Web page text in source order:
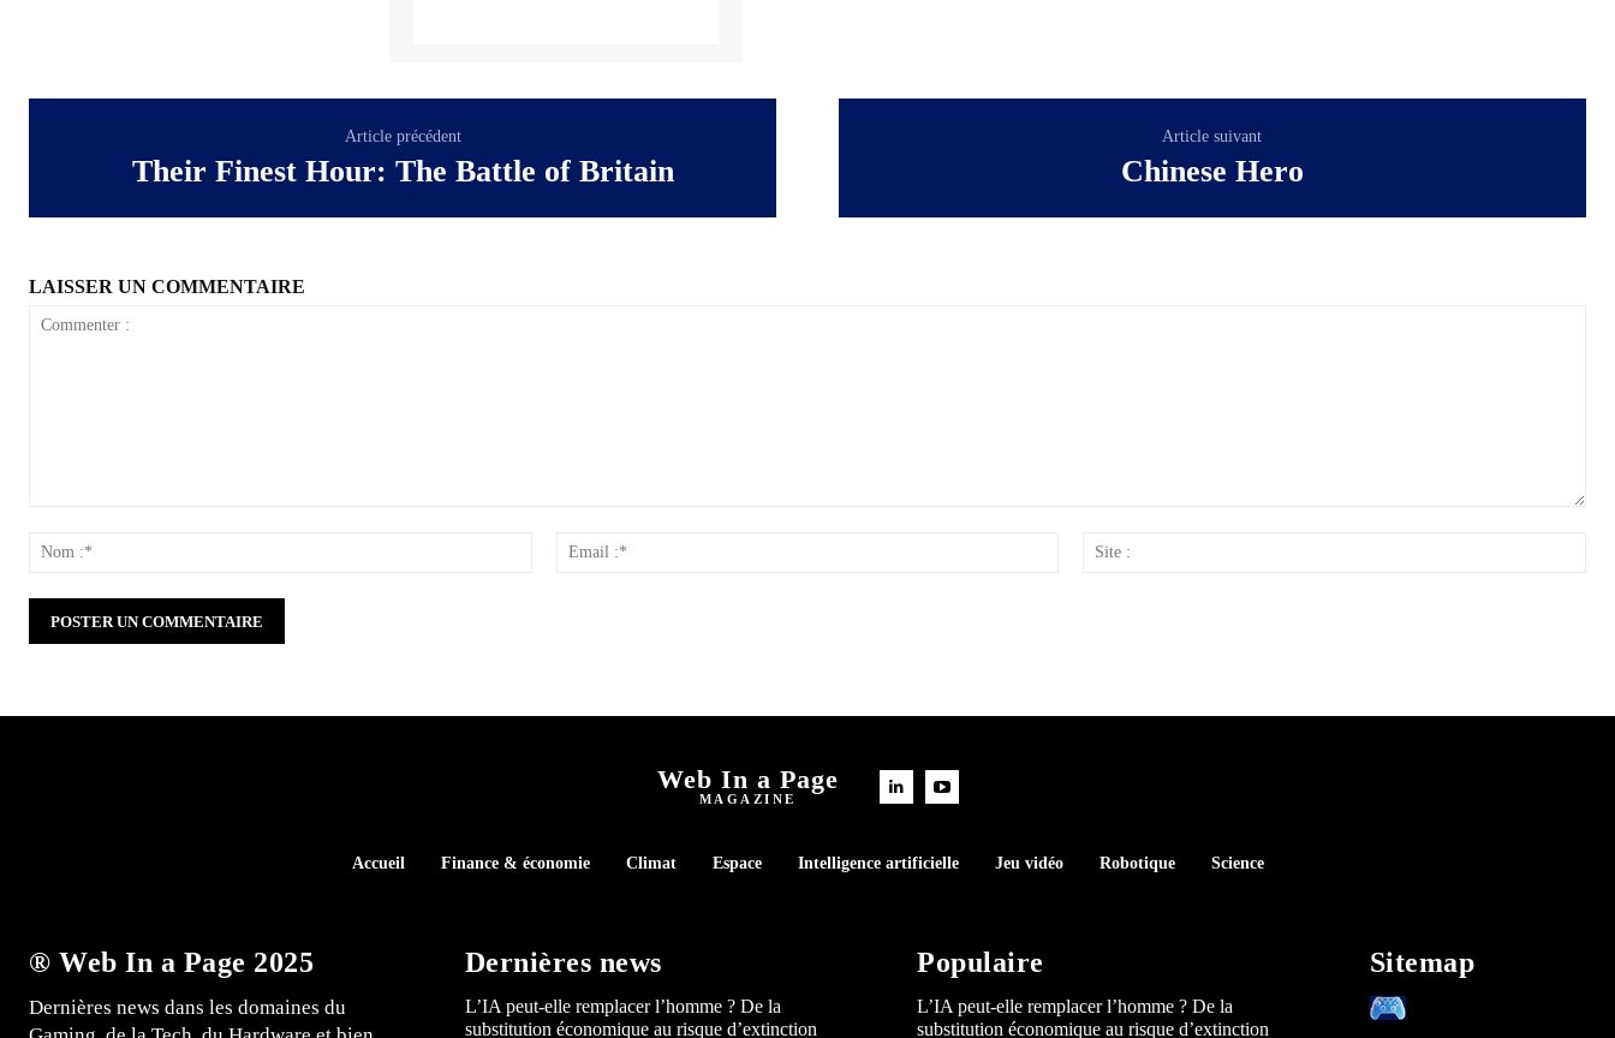
Article précédent
Their Finest Hour: The Battle of Britain
Article suivant
Chinese Hero
LAISSER UN COMMENTAIRE
Email
Web In a Page
MAGAZINE
Accueil Finance & économie Climat Espace Intelligence artificielle Jeu vidéo Robotique Science
® Web In a Page 2025
Dernières news dans les domaines du
Dernières news
L’IA peut-elle remplacer l’homme ? De la
substitution économique au risque d’extinction
Populaire
L’IA peut-elle remplacer l’homme ? De la
substitution économique au risque d’extinction
Sitemap